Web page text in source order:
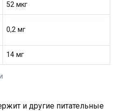
52 мкг
0,2 мг
14 мг
и другие питательные